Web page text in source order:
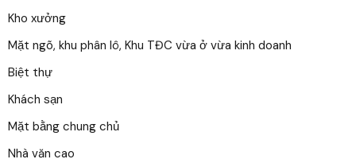
Kho xưởng
Mặt ngõ, khu phân lô, Khu TĐC vừa ở vừa kinh doanh
Biệt thự
Khách sạn
Mặt bằng chung chủ
Nhà văn cao